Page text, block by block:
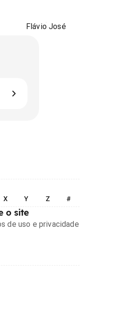
Flávio José
X Y Z #
o site
de uso e privacidade